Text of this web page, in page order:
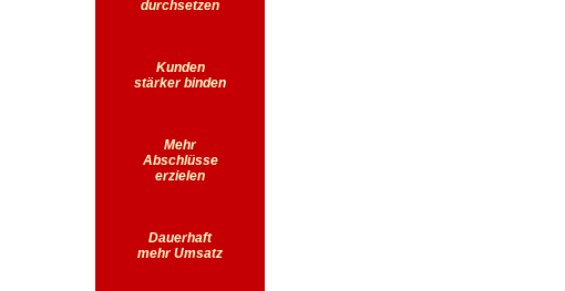
durchsetzen
Kunden
stärker binden
Mehr
Abschlüsse
erzielen
Dauerhaft
mehr Umsatz